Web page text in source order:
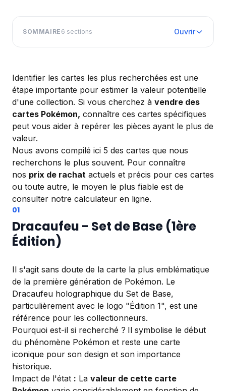
SOMMAIRE 6 sections Ouvrir
Identifier les cartes les plus recherchées est une
étape importante pour estimer la valeur potentielle
d'une collection. Si vous cherchez à vendre des
cartes Pokémon, connaître ces cartes spécifiques
peut vous aider à repérer les pièces ayant le plus de
valeur.
Nous avons compilé ici 5 des cartes que nous
recherchons le plus souvent. Pour connaître
nos prix de rachat actuels et précis pour ces cartes
ou toute autre, le moyen le plus fiable est de
consulter notre calculateur en ligne.
Dracaufeu - Set de Base (1ère
Édition)
Il s'agit sans doute de la carte la plus emblématique
de la première génération de Pokémon. Le
Dracaufeu holographique du Set de Base,
particulièrement avec le logo "Édition 1", est une
référence pour les collectionneurs.
Pourquoi est-il si recherché ? Il symbolise le début
du phénomène Pokémon et reste une carte
iconique pour son design et son importance
historique.
Impact de l'état : La valeur de cette carte